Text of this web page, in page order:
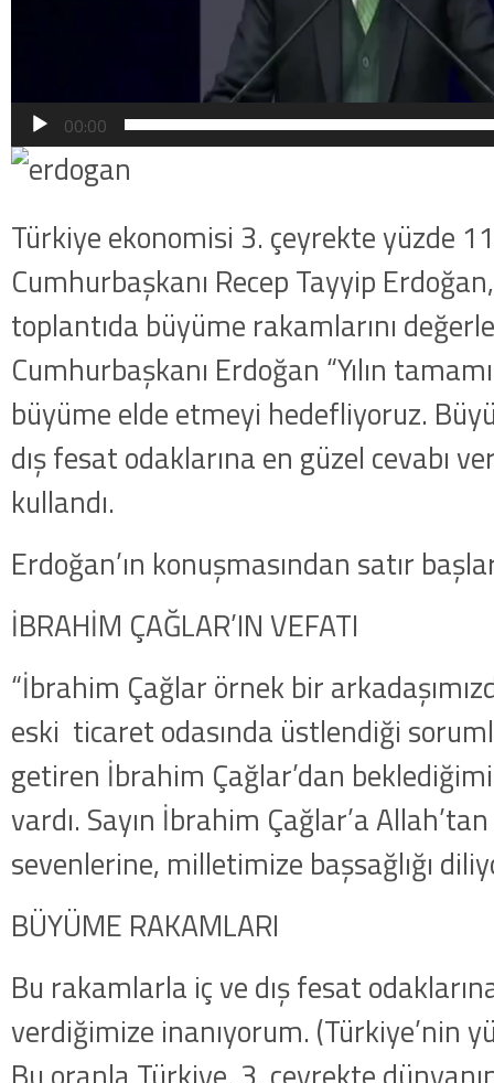
00:00
Türkiye ekonomisi 3. çeyrekte yüzde
Cumhurbaşkanı Recep Tayyip
toplantıda büyüme rakamlarını
Cumhurbaşkanı Erdoğan “Yılın
büyüme elde etmeyi hedefliyoruz.
dış fesat odaklarına en güzel cevabı
kullandı.
Erdoğan’ın konuşmasından satır
İBRAHİM ÇAĞLAR’IN VEFATI
“İbrahim Çağlar örnek bir
eski ticaret odasında üstlendiği
getiren İbrahim Çağlar’dan
vardı. Sayın İbrahim Çağlar’a
sevenlerine, milletimize başsağlığı
BÜYÜME RAKAMLARI
Bu rakamlarla iç ve dış fesat
verdiğimize inanıyorum. (Türkiye’nin